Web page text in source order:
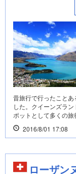
昔旅行で行ったこと
した。クイーンズラ
ポットとして多くの旅
2016/8/01 17:08
ローザン